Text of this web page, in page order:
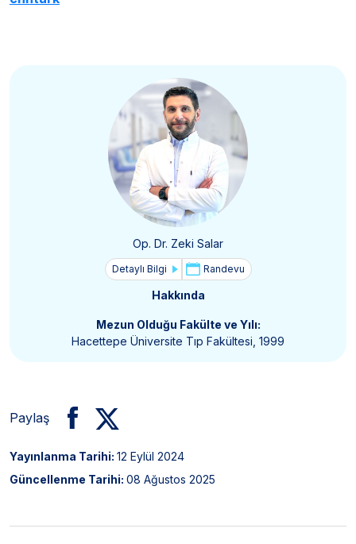
Op. Dr. Zeki Salar
Detaylı Bilgi Randevu
Hakkında
Mezun Olduğu Fakülte ve Yılı:
Hacettepe Üniversite Tıp Fakültesi, 1999
Paylaş
Yayınlanma Tarihi: 12 Eylül 2024
Güncellenme Tarihi: 08 Ağustos 2025